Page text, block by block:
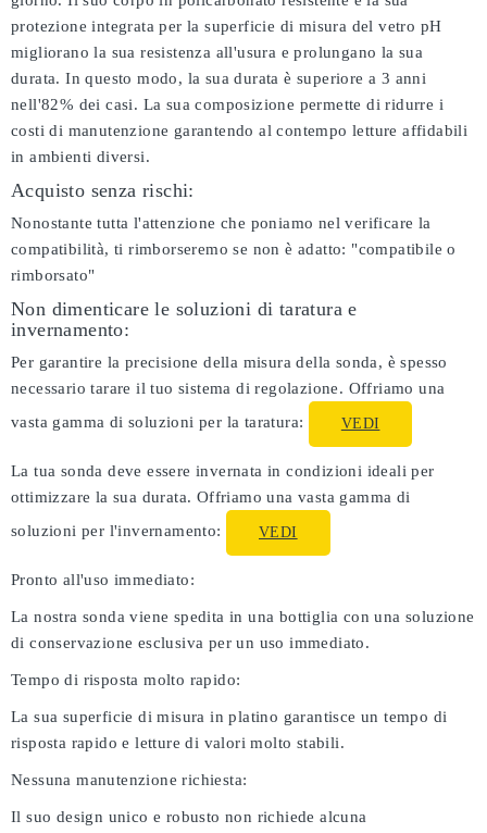
protezione integrata per la superficie di misura del vetro pH
migliorano la sua resistenza all'usura e prolungano la sua
durata. In questo modo, la sua durata è superiore a 3 anni
nell'82% dei casi. La sua composizione permette di ridurre i
costi di manutenzione garantendo al contempo letture affidabili
in ambienti diversi.
Acquisto senza rischi:
Nonostante tutta l'attenzione che poniamo nel verificare la
compatibilità, ti rimborseremo se non è adatto: "compatibile o
rimborsato"
Non dimenticare le soluzioni di taratura e
invernamento:
Per garantire la precisione della misura della sonda, è spesso
necessario tarare il tuo sistema di regolazione. Offriamo una
vasta gamma di soluzioni per la taratura:
VEDI
La tua sonda deve essere invernata in condizioni ideali per
ottimizzare la sua durata. Offriamo una vasta gamma di
soluzioni per l'invernamento:
VEDI
Pronto all'uso immediato:
La nostra sonda viene spedita in una bottiglia con una soluzione
di conservazione esclusiva per un uso immediato.
Tempo di risposta molto rapido:
La sua superficie di misura in platino garantisce un tempo di
risposta rapido e letture di valori molto stabili.
Nessuna manutenzione richiesta:
Il suo design unico e robusto non richiede alcuna